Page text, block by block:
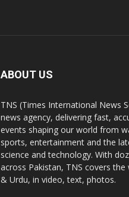
ABOUT US
TNS (Times International News
news agency, delivering fast,
events shaping our world from
sports, entertainment and the
science and technology. With
across Pakistan, TNS covers
& Urdu, in video, text, photos.